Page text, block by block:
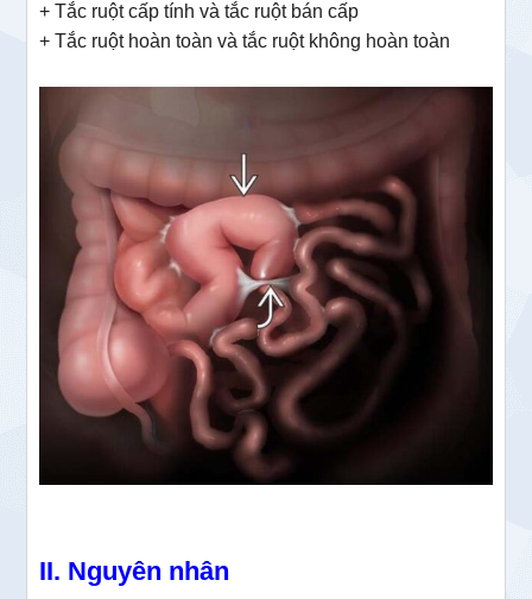
+ Tắc ruột cấp tính và tắc ruột bán cấp
+ Tắc ruột hoàn toàn và tắc ruột không hoàn toàn
II. Nguyên nhân